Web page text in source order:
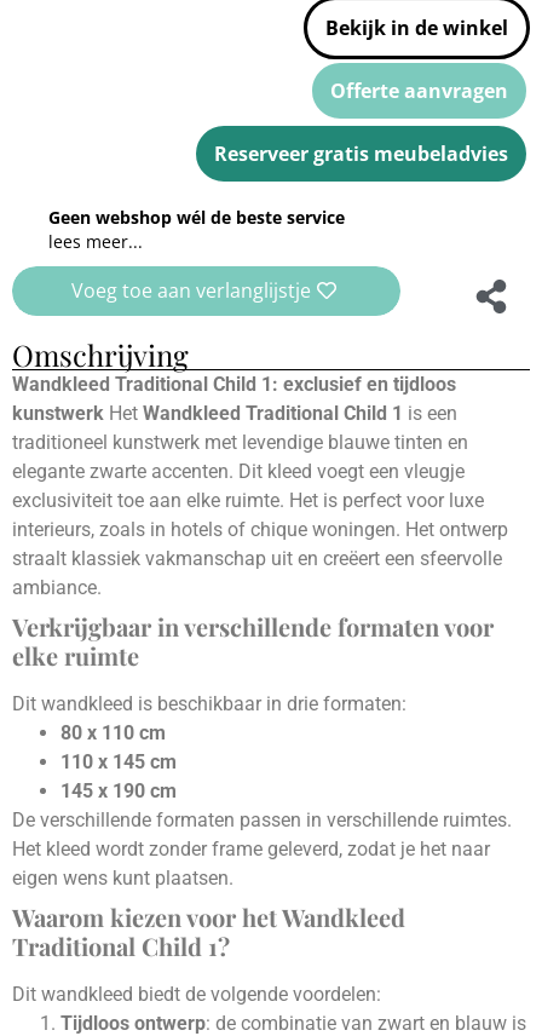
Bekijk in de winkel
Offerte aanvragen
Reserveer gratis meubeladvies
Geen webshop wél de beste service
lees meer...
Voeg toe aan verlanglijstje
Omschrijving
Wandkleed Traditional Child 1: exclusief en tijdloos
kunstwerk Het Wandkleed Traditional Child 1 is een
traditioneel kunstwerk met levendige blauwe tinten en
elegante zwarte accenten. Dit kleed voegt een vleugje
exclusiviteit toe aan elke ruimte. Het is perfect voor luxe
interieurs, zoals in hotels of chique woningen. Het ontwerp
straalt klassiek vakmanschap uit en creëert een sfeervolle
ambiance.
Verkrijgbaar in verschillende formaten voor
elke ruimte
Dit wandkleed is beschikbaar in drie formaten:
80 x 110 cm
110 x 145 cm
145 x 190 cm
De verschillende formaten passen in verschillende ruimtes.
Het kleed wordt zonder frame geleverd, zodat je het naar
eigen wens kunt plaatsen.
Waarom kiezen voor het Wandkleed
Traditional Child 1?
Dit wandkleed biedt de volgende voordelen:
Tijdloos ontwerp: de combinatie van zwart en blauw is